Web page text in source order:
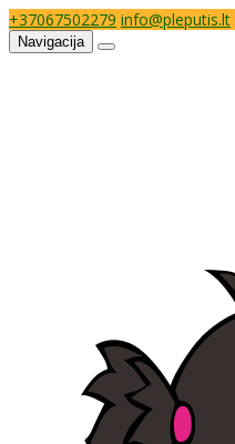
+37067502279 info@pleputis.lt
Navigacija